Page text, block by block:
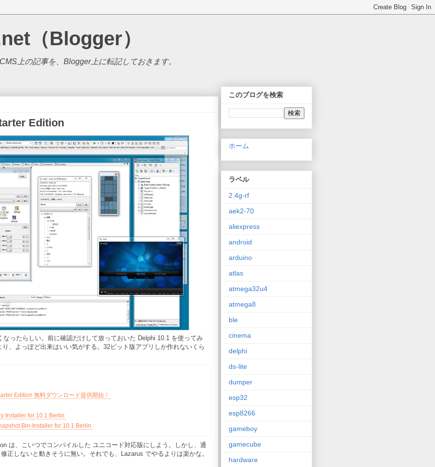
（Blogger）
上の記事を、Blogger上に転記しておきます。
Edition
ったらしい。前に確認だけして放っておいた Delphi 10.1 を使ってみ
、よっぽど出来はいい気がする。32ビット版アプリしか作れないくら
Edition 無料ダウンロード提供開始！
Installer for 10.1 Berlin
Bin-Installer for 10.1 Berlin
は、こいつでコンパイルした ユニコード対応版にしよう。しかし、通
正しないと動きそうに無い。それでも、Lazarus でやるよりは楽かな。
このブログを検索
ホーム
ラベル
2.4g-rf
aek2-70
aliexpress
android
arduino
atlas
atmega32u4
atmega8
ble
cinema
delphi
ds-lite
dumper
esp32
esp8266
gameboy
gamecube
hardware